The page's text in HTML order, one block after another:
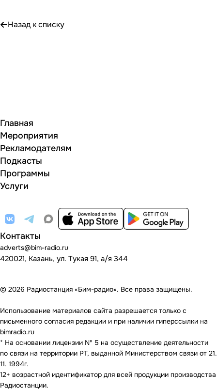
Назад к списку
Главная
Мероприятия
Рекламодателям
Подкасты
Программы
Услуги
Контакты
adverts@bim-radio.ru
420021, Казань, ул. Тукая 91, а/я 344
© 2026 Радиостанция «Бим-радио». Все права защищены.
Использование материалов сайта разрешается только с
письменного согласия редакции и при наличии гиперссылки на
bimradio.ru
* На основании лицензии Nº 5 на осуществление деятельности
по связи на территории РТ, выданной Министерством связи от 21.
11. 1994г.
12+ возрастной идентификатор для всей продукции производства
Радиостанции.